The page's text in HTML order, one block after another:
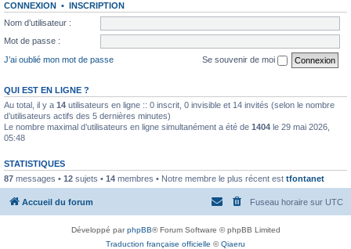
CONNEXION • INSCRIPTION
Nom d’utilisateur :
Mot de passe :
J’ai oublié mon mot de passe
Se souvenir de moi
QUI EST EN LIGNE ?
Au total, il y a 14 utilisateurs en ligne :: 0 inscrit, 0 invisible et 14 invités (selon le nombre
d’utilisateurs actifs des 5 dernières minutes)
Le nombre maximal d’utilisateurs en ligne simultanément a été de 1404 le 29 mai 2026,
05:48
STATISTIQUES
87 messages • 12 sujets • 14 membres • Notre membre le plus récent est tfontanet
Accueil du forum Fuseau horaire sur UTC
Développé parphpBB® Forum Software © phpBB Limited
Traduction française officielle ©Qiaeru